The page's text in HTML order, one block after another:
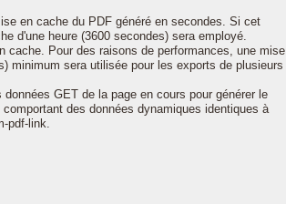
en cache du PDF généré en secondes. Si cet
d'une heure (3600 secondes) sera employé.
cache. Pour des raisons de performances, une mise
minimum sera utilisée pour les exports de plusieurs
GET de la page en cours pour générer le
des données dynamiques identiques à
pdf-link.